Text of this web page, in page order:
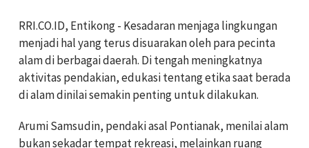
RRI.CO.ID, Entikong - Kesadaran menjaga lingkungan
menjadi hal yang terus disuarakan oleh para pecinta
alam di berbagai daerah. Di tengah meningkatnya
aktivitas pendakian, edukasi tentang etika saat berada
di alam dinilai semakin penting untuk dilakukan.
Arumi Samsudin, pendaki asal Pontianak, menilai alam
bukan sekadar tempat rekreasi, melainkan ruang